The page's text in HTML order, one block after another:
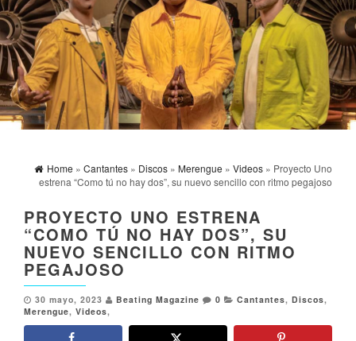
Home » Cantantes » Discos » Merengue » Videos » Proyecto Uno
estrena “Como tú no hay dos”, su nuevo sencillo con ritmo pegajoso
PROYECTO UNO ESTRENA
“COMO TÚ NO HAY DOS”, SU
NUEVO SENCILLO CON RITMO
PEGAJOSO
30 mayo, 2023 Beating Magazine 0 Cantantes, Discos,
Merengue, Videos,